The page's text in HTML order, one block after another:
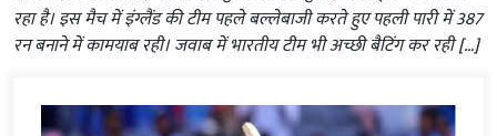
रहा है। इस मैच में इंग्लैंड की टीम पहले बल्लेबाजी करते हुए पहली पारी में 387
रन बनाने में कामयाब रही। जवाब में भारतीय टीम भी अच्छी बैटिंग कर रही […]